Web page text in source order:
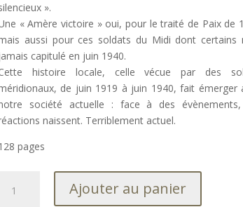
».
« Amère victoire » oui, pour le traité de Paix de
aussi pour ces soldats du Midi dont certains
capitulé en juin 1940.
histoire locale, celle vécue par des
de juin 1919 à juin 1940, fait émerger
société actuelle : face à des
naissent. Terriblement actuel.
pages
Ajouter au panier